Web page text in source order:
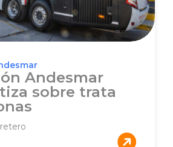
Andesmar
sobre trata